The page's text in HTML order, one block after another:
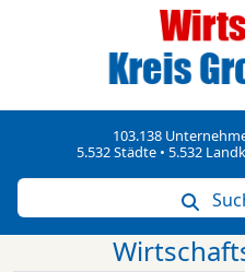
103.138
5.532 Städte • 5.532